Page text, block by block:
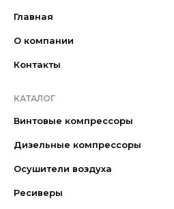
Главная
О компании
Контакты
КАТАЛОГ
Винтовые компрессоры
Дизельные компрессоры
Осушители воздуха
Ресиверы